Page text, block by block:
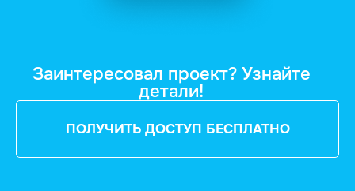
Заинтересовал проект? Узнайте
детали!
ПОЛУЧИТЬ ДОСТУП БЕСПЛАТНО